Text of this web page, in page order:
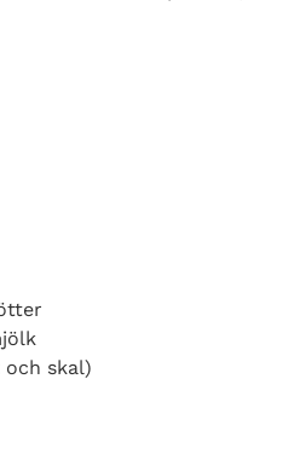
skal)